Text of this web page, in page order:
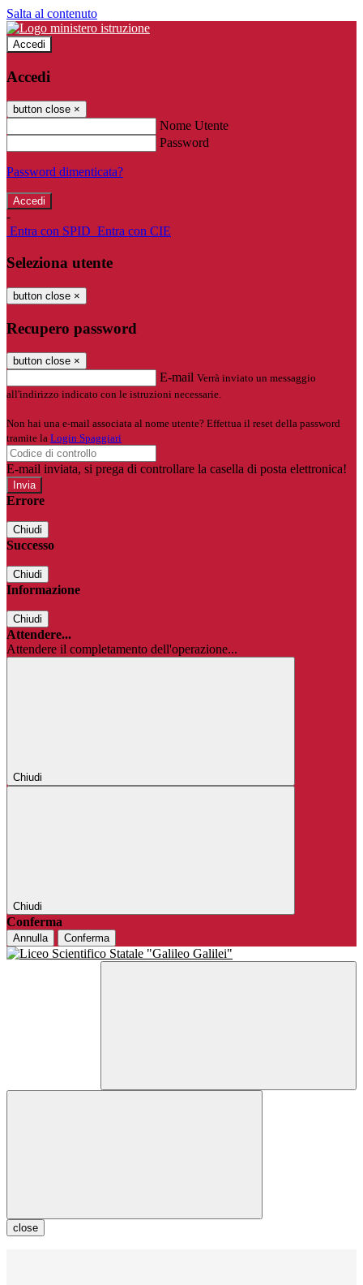
Salta al contenuto
Accedi
Accedi
button close ×
Nome Utente
Password
Password dimenticata?
-
Entra con SPID Entra con CIE
Seleziona utente
button close ×
Recupero password
button close ×
E-mail Verrà inviato un messaggio
all'indirizzo indicato con le istruzioni necessarie.
Non hai una e-mail associata al nome utente? Effettua il reset della password
tramite la Login Spaggiari
E-mail inviata, si prega di controllare la casella di posta elettronica!
Errore
Chiudi
Successo
Chiudi
Informazione
Chiudi
Attendere...
Attendere il completamento dell'operazione...
Chiudi
Chiudi
Conferma
Annulla Conferma
close